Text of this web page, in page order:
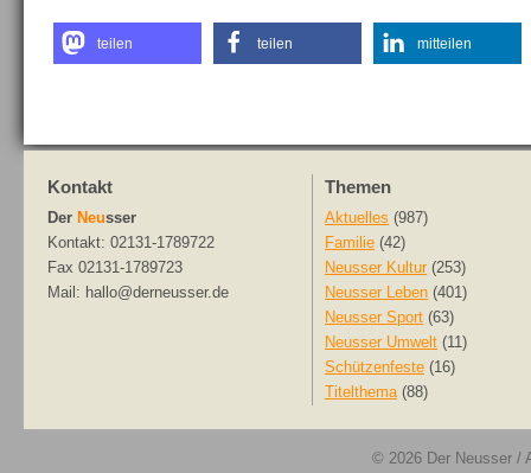
teilen teilen mitteilen
Kontakt
Der Neusser
Kontakt: 02131-1789722
Fax 02131-1789723
Mail: hallo@derneusser.de
Themen
Aktuelles (987)
Familie (42)
Neusser Kultur (253)
Neusser Leben (401)
Neusser Sport (63)
Neusser Umwelt (11)
Schützenfeste (16)
Titelthema(88)
© 2026 Der Neusser /